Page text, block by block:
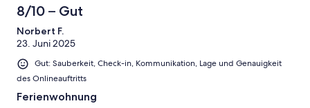
8/10 – Gut
Norbert F.
23. Juni 2025
Gut: Sauberkeit, Check-in, Kommunikation, Lage und Genauigkeit
des Onlineauftritts
Ferienwohnung